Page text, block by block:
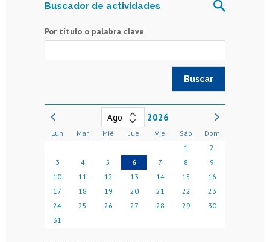
Buscador de actividades
Por título o palabra clave
2026
Lun Mar Mié Jue Vie Sáb
Dom
1
2
3
4 5 6 7 8
9
10
11 12 13 14 15
16
17
18 19 20 21 22
23
24
25 26 27 28 29
30
31